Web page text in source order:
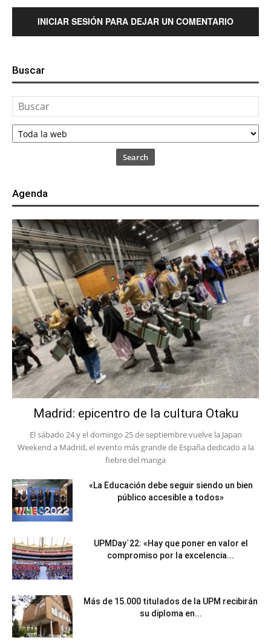
INICIAR SESIÓN PARA DEJAR UN COMENTARIO
Buscar
Search
Agenda
Madrid: epicentro de la cultura Otaku
El sábado 24 y el domingo 25 de septiembre vuelve la Japan
Weekend a Madrid, el evento más grande de España dedicado a la
fiebre del manga
«La Educación debe seguir siendo un bien
público accesible a todos»
UPMDay´22: «Hay que poner en valor el
compromiso por la excelencia...
Más de 15.000 titulados de la UPM recibirán
su diploma en...